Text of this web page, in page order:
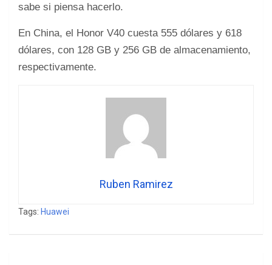
sabe si piensa hacerlo.
En China, el Honor V40 cuesta 555 dólares y 618
dólares, con 128 GB y 256 GB de almacenamiento,
respectivamente.
Ruben Ramirez
Tags: Huawei